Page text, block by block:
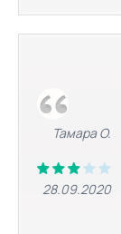
Тамара О.
28.09.2020